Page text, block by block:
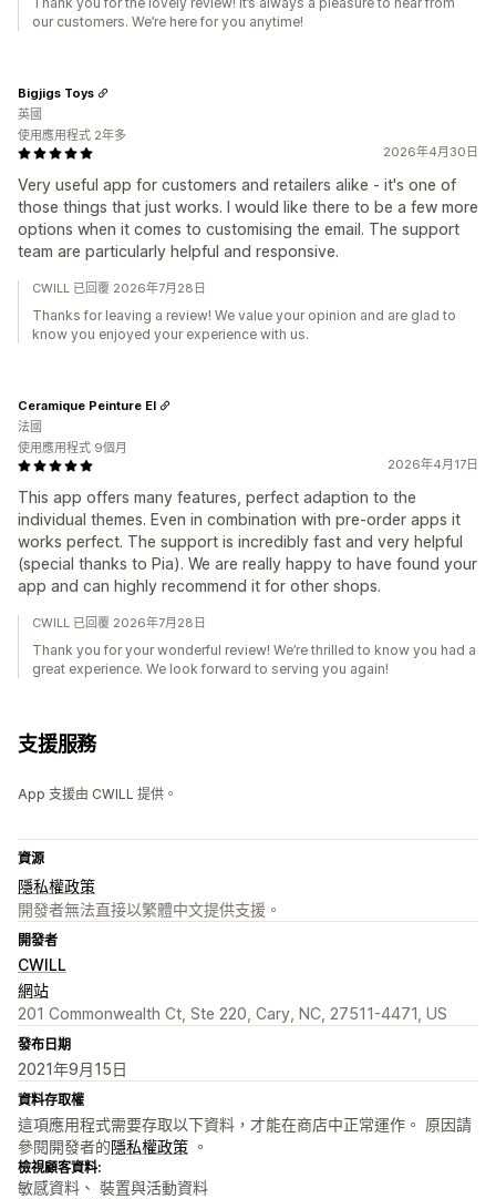
our customers. We’re here for you anytime!
2026年4月30日
Very useful app for customers and retailers alike - it's one of
those things that just works. I would like there to be a few more
options when it comes to customising the email. The support
team are particularly helpful and responsive.
Bigjigs Toys
英國
使用應用程式 2年多
CWILL 已回覆 2026年7月28日
Thanks for leaving a review! We value your opinion and are glad to
know you enjoyed your experience with us.
2026年4月17日
This app offers many features, perfect adaption to the
individual themes. Even in combination with pre-order apps it
works perfect. The support is incredibly fast and very helpful
(special thanks to Pia). We are really happy to have found your
app and can highly recommend it for other shops.
Ceramique Peinture EI
法國
使用應用程式 9個月
CWILL 已回覆 2026年7月28日
Thank you for your wonderful review! We’re thrilled to know you had a
great experience. We look forward to serving you again!
支援服務
App 支援由 CWILL 提供。
資源
隱私權政策
開發者無法直接以繁體中文提供支援。
開發者
CWILL
網站
201 Commonwealth Ct, Ste 220, Cary, NC, 27511-4471, US
發布日期
2021年9月15日
資料存取權
這項應用程式需要存取以下資料，才能在商店中正常運作。 原因請
參閱開發者的隱私權政策 。
檢視顧客資料:
敏感資料、 裝置與活動資料